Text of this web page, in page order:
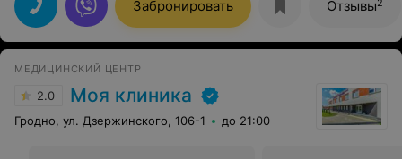
предоставлен номер в этом отеле, огромный плюс и
бонус! Рекомендую всем парк Яркі, это будет
незабываемый праздник, как был у нас! Также
бесплатное проживание на годовщину свадьбы.
Восторг!
Забронировать Отзывы
МЕДИЦИНСКИЙ ЦЕНТР
2.0 Моя клиника
Гродно, ул. Дзержинского, 106-1 до 21:00